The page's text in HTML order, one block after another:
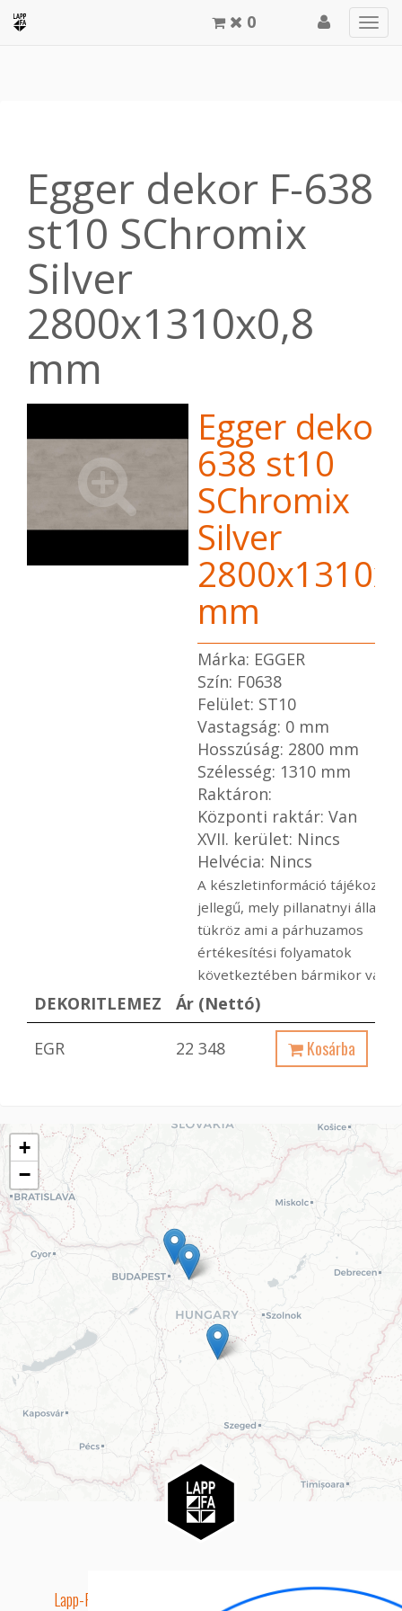
0
Egger dekor F-638
st10 SChromix
Silver
2800x1310x0,8
mm
Egger dekor
638 st10
SChromix
Silver
mm
Márka: EGGER
Szín: F0638
Felület: ST10
Vastagság: 0 mm
Hosszúság: 2800 mm
Szélesség: 1310 mm
Raktáron:
Központi raktár: Van
XVII. kerület: Nincs
Helvécia: Nincs
A készletinformáció
jellegű, mely pillanatnyi
tükröz ami a párhuzamos
értékesítési folyamatok
következtében bármikor
DEKORITLEMEZ Ár (Nettó)
EGR 22 348 Kosárba
+
−
Lapp-Fa EUTR technikai azonosító száma: AA5849163